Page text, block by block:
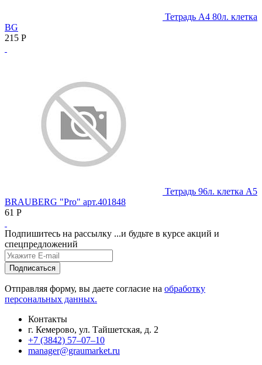
Тетрадь А4 80л. клетка
BG
215 Р
Тетрадь 96л. клетка А5
BRAUBERG "Pro" арт.401848
61 Р
Подпишитесь на рассылку ...и будьте в курсе акций и
спецпредложений
Отправляя форму, вы даете согласие на обработку
персональных данных.
Контакты
г. Кемерово, ул. Тайшетская, д. 2
+7 (3842) 57‒07‒10
manager@graumarket.ru